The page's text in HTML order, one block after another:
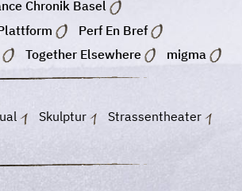
Chronik Basel
Perf En Bref
Together Elsewhere migma
Skulptur
Strassentheater